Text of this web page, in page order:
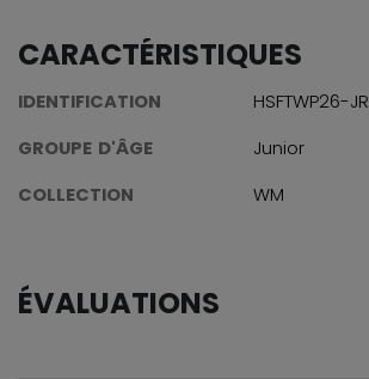
CARACTÉRISTIQUES
IDENTIFICATION
HSFTWP26-JR
GROUPE D'ÂGE
Junior
COLLECTION
WM
ÉVALUATIONS